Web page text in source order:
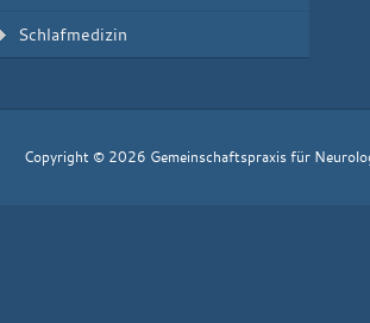
Schlafmedizin
Copyright © 2026 Gemeinschaftspraxis für